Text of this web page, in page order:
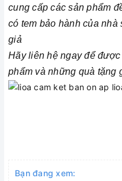
cung cấp các sản phẩm
có tem bảo hành của nhà
giả
Hãy liên hệ ngay để
phẩm và những quà tặng
Bạn đang xem: